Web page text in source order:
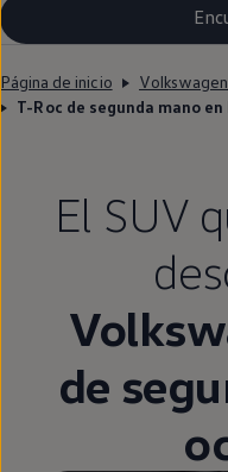
Página de inicio
T-Roc de segunda mano en
El SUV
de